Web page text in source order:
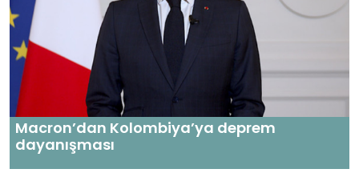
Macron’dan Kolombiya’ya deprem
dayanışması